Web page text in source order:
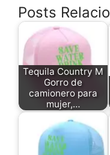
Posts
Tequila Country M
Gorro de
camionero para
mujer,…